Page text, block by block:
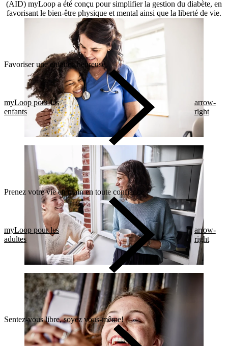
(AID) myLoop a été conçu pour simplifier la gestion du diabète, en
favorisant le bien-être physique et mental ainsi que la liberté de vie.
Favoriser une enfance heureuse
myLoop pour les
enfants
arrow-
right
Prenez votre vie en main en toute confiance
myLoop pour les
adultes
arrow-
right
Sentez-vous libre, soyez vous-même!